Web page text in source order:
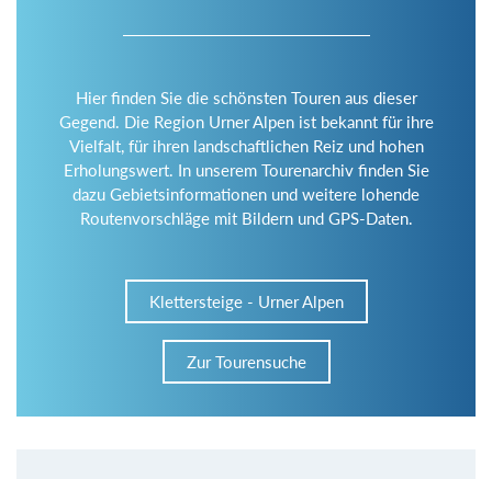
Hier finden Sie die schönsten Touren aus dieser
Gegend. Die Region Urner Alpen ist bekannt für ihre
Vielfalt, für ihren landschaftlichen Reiz und hohen
Erholungswert. In unserem Tourenarchiv finden Sie
dazu Gebietsinformationen und weitere lohende
Routenvorschläge mit Bildern und GPS-Daten.
Klettersteige - Urner Alpen
Zur Tourensuche